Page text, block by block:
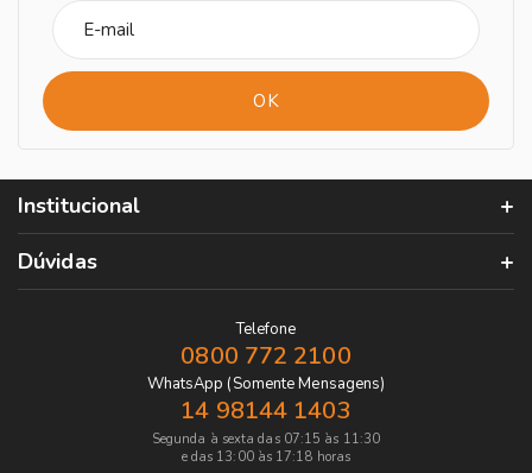
Institucional
Dúvidas
Telefone
0800 772 2100
WhatsApp (Somente Mensagens)
14 98144 1403
Segunda à sexta das 07:15 às 11:30
e das 13:00 às 17:18 horas